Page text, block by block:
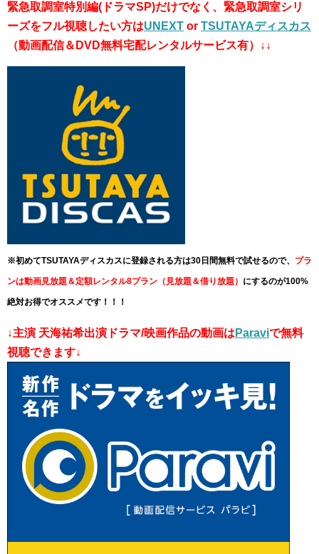
緊急取調室特別編(ドラマSP)だけでなく、緊急取調室シリ
ーズをフル視聴したい方はUNEXT or TSUTAYAディスカス
（動画配信＆DVD無料宅配レンタルサービス有）↓↓
※初めてTSUTAYAディスカスに登録される方は30日間無料で試せるので、 プラ
ンは動画見放題＆定額レンタル8プラン（見放題＆借り放題） にするのが100%
絶対お得でオススメです！！！
↓主演 天海祐希出演ドラマ/映画作品の動画は Paraviで無料
視聴できます↓